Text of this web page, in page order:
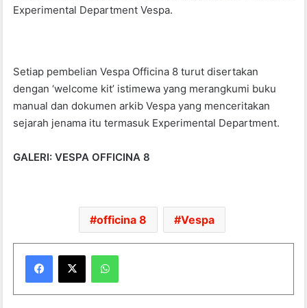
Experimental Department Vespa.
Setiap pembelian Vespa Officina 8 turut disertakan
dengan ‘welcome kit’ istimewa yang merangkumi buku
manual dan dokumen arkib Vespa yang menceritakan
sejarah jenama itu termasuk Experimental Department.
GALERI: VESPA OFFICINA 8
officina 8 Vespa
WhatsApp